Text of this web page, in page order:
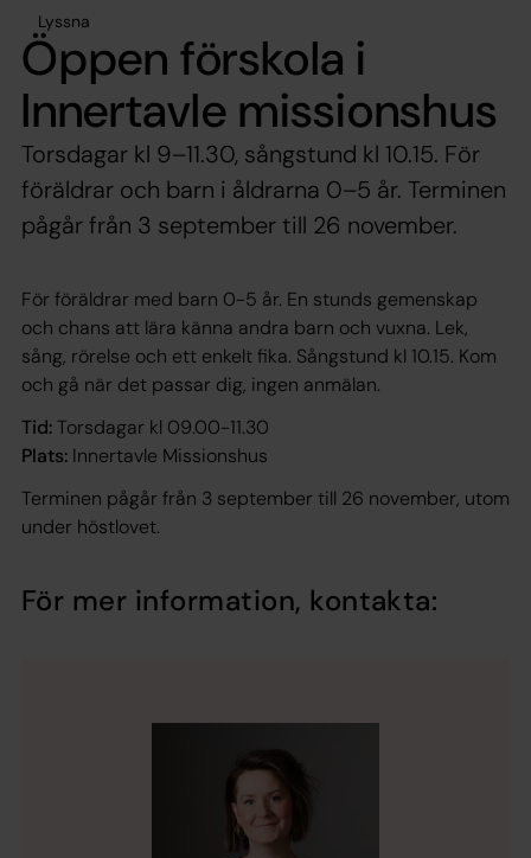
Lyssna
Öppen förskola i
Innertavle missionshus
Torsdagar kl 9–11.30, sångstund kl 10.15. För
föräldrar och barn i åldrarna 0–5 år. Terminen
pågår från 3 september till 26 november.
För föräldrar med barn 0-5 år. En stunds gemenskap
och chans att lära känna andra barn och vuxna. Lek,
sång, rörelse och ett enkelt fika. Sångstund kl 10.15. Kom
och gå när det passar dig, ingen anmälan.
Tid:Torsdagar kl 09.00-11.30
Plats: Innertavle Missionshus
Terminen pågår från 3 september till 26 november, utom
under höstlovet.
För mer information, kontakta: